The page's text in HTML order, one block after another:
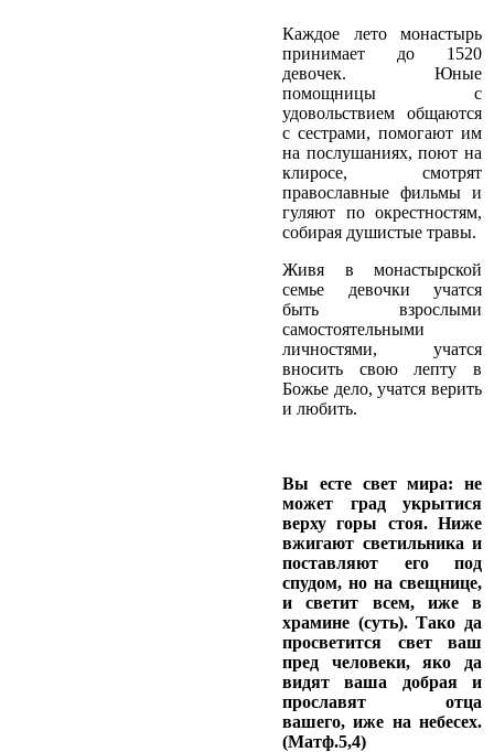
Каждое лето монастырь
принимает до 15­20
девочек. Юные
помощницы с
удовольствием общаются
с сестрами, помогают им
на послушаниях, поют на
клиросе, смотрят
православные фильмы и
гуляют по окрестностям,
собирая душистые травы.
Живя в монастырской
семье девочки учатся
быть взрослыми
самостоятельными
личностями, учатся
вносить свою лепту в
Божье дело, учатся верить
и любить.
Вы есте свет мира: не
может град укрытися
верху горы стоя. Ниже
вжигают светильника и
поставляют его под
спудом, но на свещнице,
и светит всем, иже в
храмине (суть). Тако да
просветится свет ваш
пред человеки, яко да
видят ваша добрая и
прославят отца
вашего,иже на небесех.
(Матф.5,4)